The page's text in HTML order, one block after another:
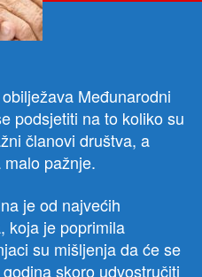
Međunarodni
podsjetiti na to koliko su
članovi društva, a
pažnje.
je od najvećih
koja je poprimila
su mišljenja da će se
skoro udvostručiti